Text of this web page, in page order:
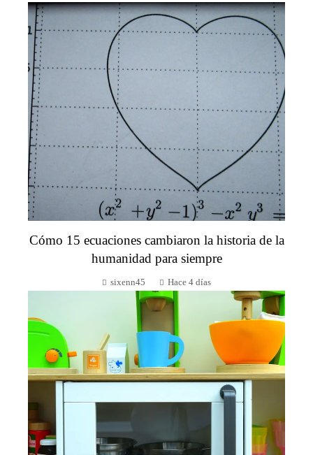
Cómo 15 ecuaciones cambiaron la historia de la
humanidad para siempre
sixenn45 Hace 4 días